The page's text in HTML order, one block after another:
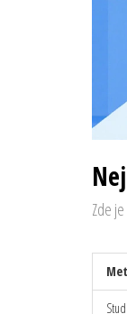
Zde